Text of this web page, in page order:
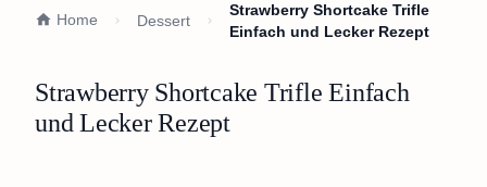
Home Dessert
Strawberry Shortcake Trifle
Einfach und Lecker Rezept
Strawberry Shortcake Trifle Einfach
und Lecker Rezept